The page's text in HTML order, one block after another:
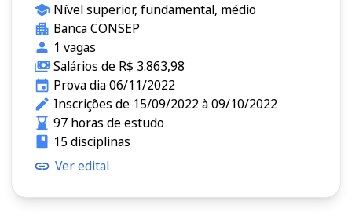
Nível superior, fundamental, médio
Banca CONSEP
1 vagas
Salários de R$ 3.863,98
Prova dia 06/11/2022
Inscrições de 15/09/2022 à 09/10/2022
97 horas de estudo
15 disciplinas
Ver edital